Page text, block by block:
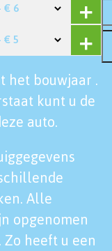
€ 6
€ 5
het bouwjaar .
kunt u de
auto.
Alle
opgenomen
heeft u een